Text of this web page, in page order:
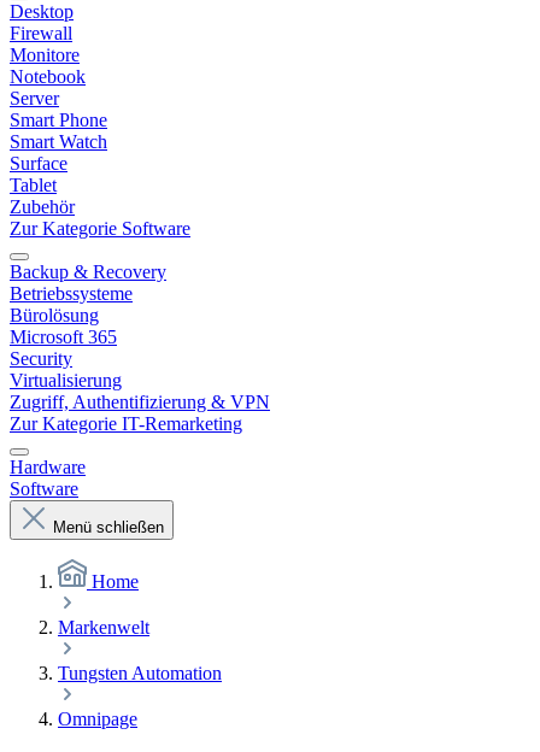
Desktop
Firewall
Monitore
Notebook
Server
Smart Phone
Smart Watch
Surface
Tablet
Zubehör
Zur Kategorie Software
Backup & Recovery
Betriebssysteme
Bürolösung
Microsoft 365
Security
Virtualisierung
Zugriff, Authentifizierung & VPN
Zur Kategorie IT-Remarketing
Hardware
Software
Menü schließen
Home
Markenwelt
Tungsten Automation
Omnipage